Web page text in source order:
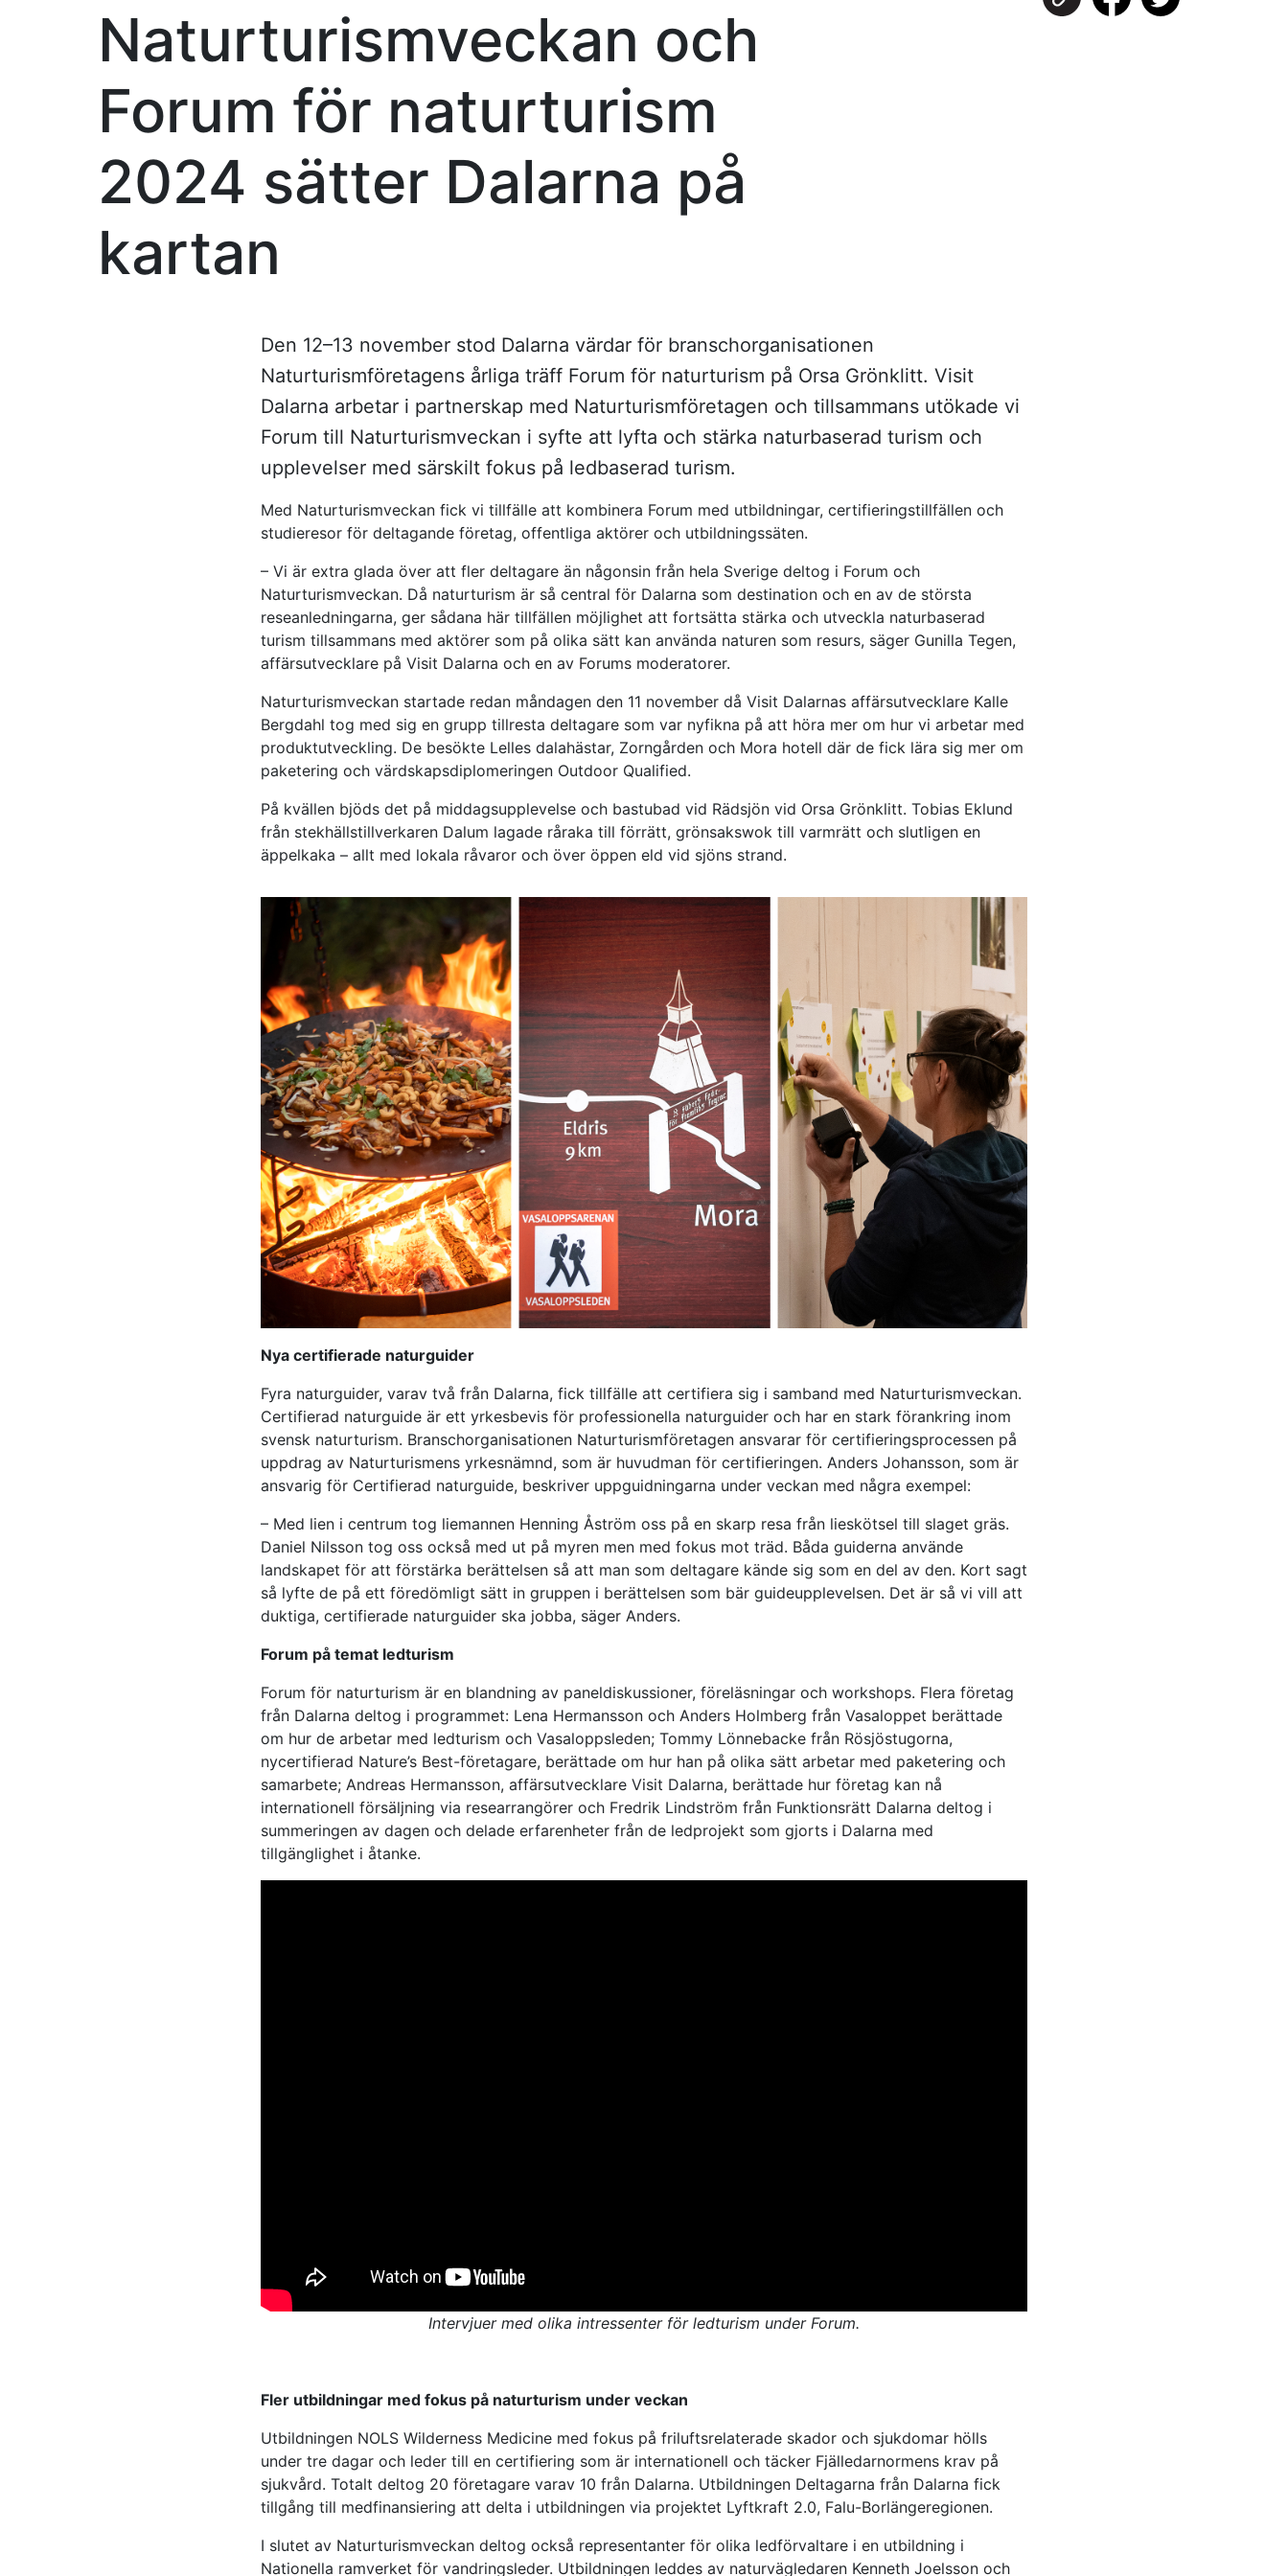
Naturturismveckan och
Forum för naturturism
2024 sätter Dalarna på
kartan
Den 12–13 november stod Dalarna värdar för branschorganisationen
Naturturismföretagens årliga träff Forum för naturturism på Orsa Grönklitt. Visit
Dalarna arbetar i partnerskap med Naturturismföretagen och tillsammans utökade vi
Forum till Naturturismveckan i syfte att lyfta och stärka naturbaserad turism och
upplevelser med särskilt fokus på ledbaserad turism.
Med Naturturismveckan fick vi tillfälle att kombinera Forum med utbildningar, certifieringstillfällen och
studieresor för deltagande företag, offentliga aktörer och utbildningssäten.
– Vi är extra glada över att fler deltagare än någonsin från hela Sverige deltog i Forum och
Naturturismveckan. Då naturturism är så central för Dalarna som destination och en av de största
reseanledningarna, ger sådana här tillfällen möjlighet att fortsätta stärka och utveckla naturbaserad
turism tillsammans med aktörer som på olika sätt kan använda naturen som resurs, säger Gunilla Tegen,
affärsutvecklare på Visit Dalarna och en av Forums moderatorer.
Naturturismveckan startade redan måndagen den 11 november då Visit Dalarnas affärsutvecklare Kalle
Bergdahl tog med sig en grupp tillresta deltagare som var nyfikna på att höra mer om hur vi arbetar med
produktutveckling. De besökte Lelles dalahästar, Zorngården och Mora hotell där de fick lära sig mer om
paketering och värdskapsdiplomeringen Outdoor Qualified.
På kvällen bjöds det på middagsupplevelse och bastubad vid Rädsjön vid Orsa Grönklitt. Tobias Eklund
från stekhällstillverkaren Dalum lagade råraka till förrätt, grönsakswok till varmrätt och slutligen en
äppelkaka – allt med lokala råvaror och över öppen eld vid sjöns strand.
Nya certifierade naturguider
Fyra naturguider, varav två från Dalarna, fick tillfälle att certifiera sig i samband med Naturturismveckan.
Certifierad naturguide är ett yrkesbevis för professionella naturguider och har en stark förankring inom
svensk naturturism. Branschorganisationen Naturturismföretagen ansvarar för certifieringsprocessen på
uppdrag av Naturturismens yrkesnämnd, som är huvudman för certifieringen. Anders Johansson, som är
ansvarig för Certifierad naturguide, beskriver uppguidningarna under veckan med några exempel:
– Med lien i centrum tog liemannen Henning Åström oss på en skarp resa från lieskötsel till slaget gräs.
Daniel Nilsson tog oss också med ut på myren men med fokus mot träd. Båda guiderna använde
landskapet för att förstärka berättelsen så att man som deltagare kände sig som en del av den. Kort sagt
så lyfte de på ett föredömligt sätt in gruppen i berättelsen som bär guideupplevelsen. Det är så vi vill att
duktiga, certifierade naturguider ska jobba, säger Anders.
Forum på temat ledturism
Forum för naturturism är en blandning av paneldiskussioner, föreläsningar och workshops. Flera företag
från Dalarna deltog i programmet: Lena Hermansson och Anders Holmberg från Vasaloppet berättade
om hur de arbetar med ledturism och Vasaloppsleden; Tommy Lönnebacke från Rösjöstugorna,
nycertifierad Nature’s Best-företagare, berättade om hur han på olika sätt arbetar med paketering och
samarbete; Andreas Hermansson, affärsutvecklare Visit Dalarna, berättade hur företag kan nå
internationell försäljning via researrangörer och Fredrik Lindström från Funktionsrätt Dalarna deltog i
summeringen av dagen och delade erfarenheter från de ledprojekt som gjorts i Dalarna med
tillgänglighet i åtanke.
Intervjuer med olika intressenter för ledturism under Forum.
Fler utbildningar med fokus på naturturism under veckan
Utbildningen NOLS Wilderness Medicine med fokus på friluftsrelaterade skador och sjukdomar hölls
under tre dagar och leder till en certifiering som är internationell och täcker Fjälledarnormens krav på
sjukvård. Totalt deltog 20 företagare varav 10 från Dalarna. Utbildningen Deltagarna från Dalarna fick
tillgång till medfinansiering att delta i utbildningen via projektet Lyftkraft 2.0, Falu-Borlängeregionen.
I slutet av Naturturismveckan deltog också representanter för olika ledförvaltare i en utbildning i
Nationella ramverket för vandringsleder. Utbildningen leddes av naturvägledaren Kenneth Joelsson och